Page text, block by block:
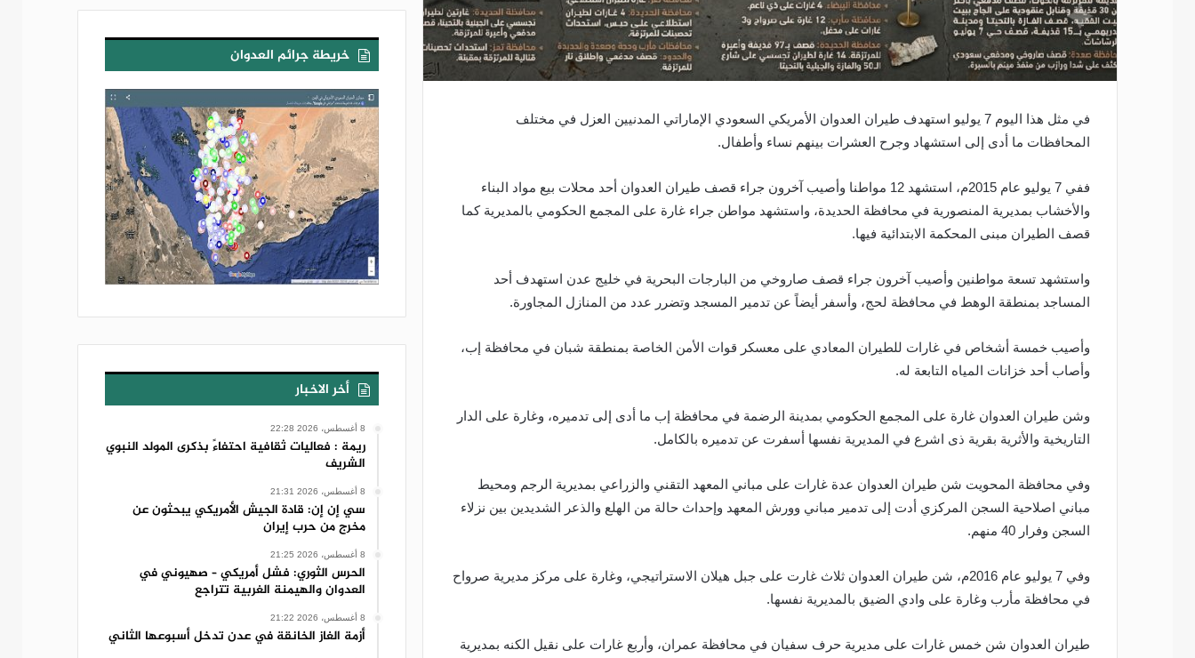
في مثل هذا اليوم 7 يوليو استهدف طيران العدوان الأمريكي السعودي الإماراتي المدنيين العزل في مختلف
المحافظات ما أدى إلى استشهاد وجرح العشرات بينهم نساء وأطفال.
ففي 7 يوليو عام 2015م، استشهد 12 مواطنا وأصيب آخرون جراء قصف طيران العدوان أحد محلات بيع مواد البناء
والأخشاب بمديرية المنصورية في محافظة الحديدة، واستشهد مواطن جراء غارة على المجمع الحكومي بالمديرية كما
قصف الطيران مبنى المحكمة الابتدائية فيها.
واستشهد تسعة مواطنين وأصيب آخرون جراء قصف صاروخي من البارجات البحرية في خليج عدن استهدف أحد
المساجد بمنطقة الوهط في محافظة لحج، وأسفر أيضاً عن تدمير المسجد وتضرر عدد من المنازل المجاورة.
وأصيب خمسة أشخاص في غارات للطيران المعادي على معسكر قوات الأمن الخاصة بمنطقة شبان في محافظة إب،
وأصاب أحد خزانات المياه التابعة له.
وشن طيران العدوان غارة على المجمع الحكومي بمدينة الرضمة في محافظة إب ما أدى إلى تدميره، وغارة على الدار
التاريخية والأثرية بقرية ذى اشرع في المديرية نفسها أسفرت عن تدميره بالكامل.
وفي محافظة المحويت شن طيران العدوان عدة غارات على مباني المعهد التقني والزراعي بمديرية الرجم ومحيط
مباني اصلاحية السجن المركزي أدت إلى تدمير مباني وورش المعهد وإحداث حالة من الهلع والذعر الشديدين بين نزلاء
السجن وفرار 40 منهم.
وفي 7 يوليو عام 2016م، شن طيران العدوان ثلاث غارت على جبل هيلان الاستراتيجي، وغارة على مركز مديرية صرواح
في محافظة مأرب وغارة على وادي الضيق بالمديرية نفسها.
طيران العدوان شن خمس غارات على مديرية حرف سفيان في محافظة عمران، وأربع غارات على نقيل الكنه بمديرية
خريطة جرائم العدوان
أخر الاخبار
8 أغسطس، 2026 22:28
ريمة : فعاليات ثقافية احتفاءً بذكرى المولد النبوي
الشريف
8 أغسطس، 2026 21:31
سي إن إن: قادة الجيش الأمريكي يبحثون عن
مخرج من حرب إيران
8 أغسطس، 2026 21:25
الحرس الثوري: فشل أمريكي – صهيوني في
العدوان والهيمنة الغربية تتراجع
8 أغسطس، 2026 21:22
أزمة الغاز الخانقة في عدن تدخل أسبوعها الثاني